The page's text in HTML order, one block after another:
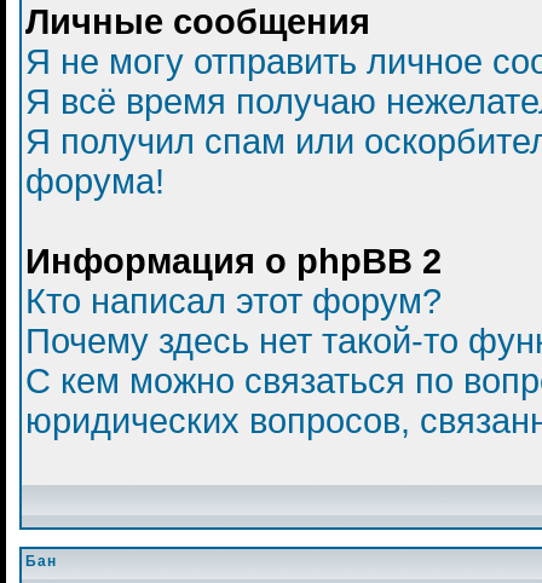
Личные сообщения
Я не могу отправить личное
Я всё время получаю
Я получил спам или
форума!
Информация о phpBB 2
Кто написал этот форум?
Почему здесь нет такой-то
С кем можно связаться по
юридических вопросов,
Бан